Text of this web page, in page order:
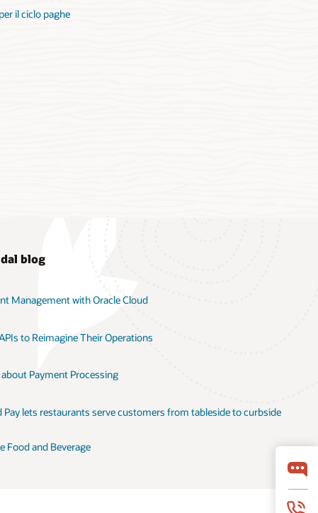
il ciclo paghe
blog
Management with Oracle Cloud
to Reimagine Their Operations
Payment Processing
Pay lets restaurants serve customers from tableside to curbside
Food and Beverage